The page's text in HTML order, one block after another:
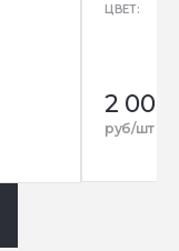
ЦВЕТ:
2 005
руб/шт